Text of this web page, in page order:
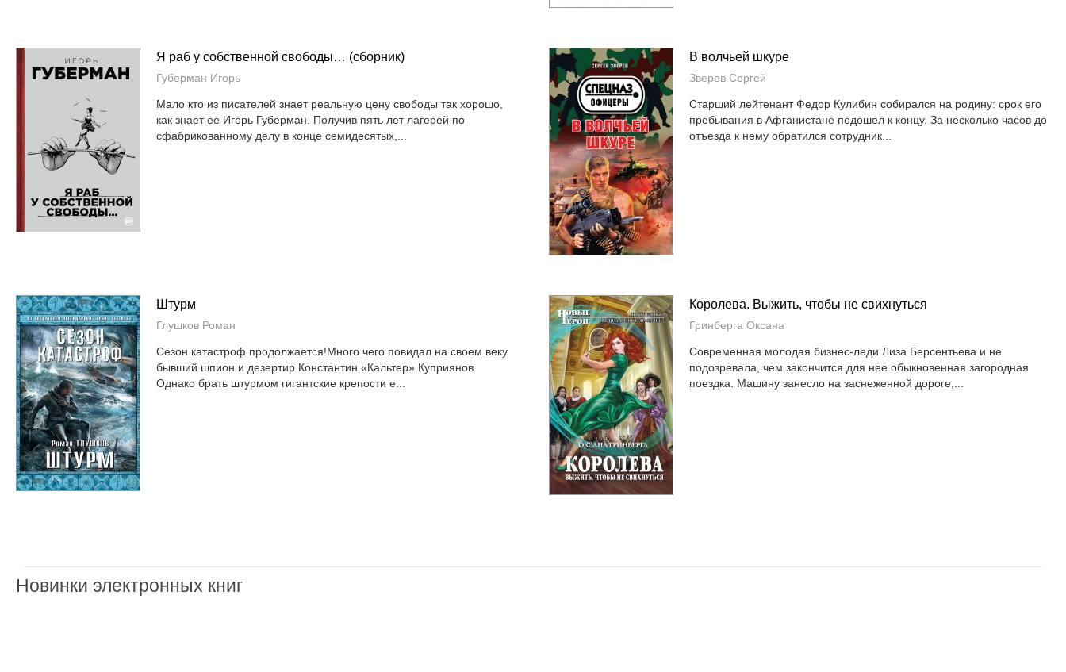
Я раб у собственной свободы… (сборник)
Губерман Игорь
Мало кто из писателей знает реальную цену свободы так хорошо,
как знает ее Игорь Губерман. Получив пять лет лагерей по
сфабрикованному делу в конце семидесятых,...
В волчьей шкуре
Зверев Сергей
Старший лейтенант Федор Кулибин собирался на родину: срок его
пребывания в Афганистане подошел к концу. За несколько часов до
отъезда к нему обратился сотрудник...
Штурм
Глушков Роман
Сезон катастроф продолжается!Много чего повидал на своем веку
бывший шпион и дезертир Константин «Кальтер» Куприянов.
Однако брать штурмом гигантские крепости е...
Королева. Выжить, чтобы не свихнуться
Гринберга Оксана
Современная молодая бизнес-леди Лиза Берсентьева и не
подозревала, чем закончится для нее обыкновенная загородная
поездка. Машину занесло на заснеженной дороге,...
Новинки электронных книг